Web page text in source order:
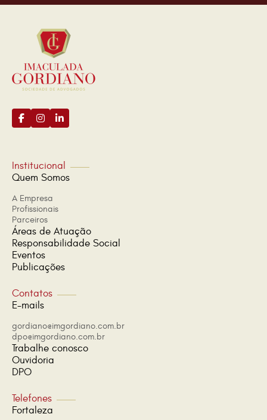
Institucional
Quem Somos
A Empresa
Profissionais
Parceiros
Áreas de Atuação
Responsabilidade Social
Eventos
Publicações
Contatos
E-mails
gordiano@imgordiano.com.br
dpo@imgordiano.com.br
Trabalhe conosco
Ouvidoria
DPO
Telefones
Fortaleza